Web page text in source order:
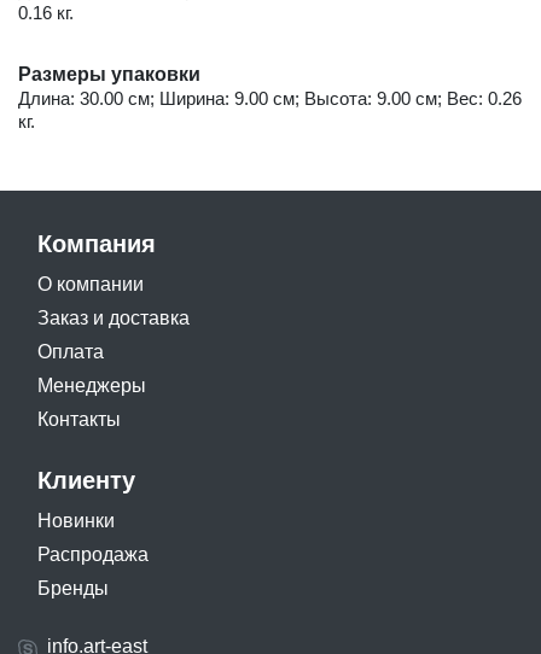
0.16 кг.
Размеры упаковки
Длина: 30.00 см; Ширина: 9.00 см; Высота: 9.00 см; Вес: 0.26
кг.
Компания
О компании
Заказ и доставка
Оплата
Менеджеры
Контакты
Клиенту
Новинки
Распродажа
Бренды
info.art-east